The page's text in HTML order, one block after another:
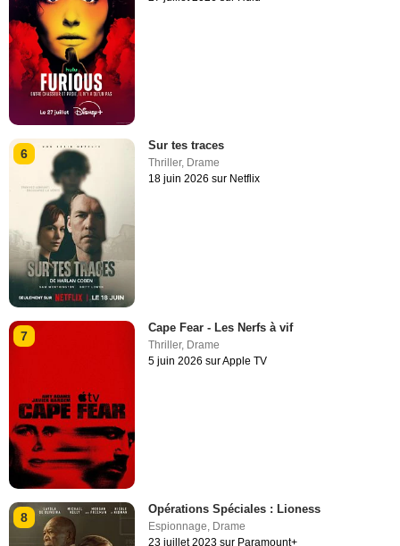
6
Sur tes traces
Thriller, Drame
18 juin 2026 sur Netflix
7
Cape Fear - Les Nerfs à vif
Thriller, Drame
5 juin 2026 sur Apple TV
8
Opérations Spéciales : Lioness
Espionnage, Drame
23 juillet 2023 sur Paramount+